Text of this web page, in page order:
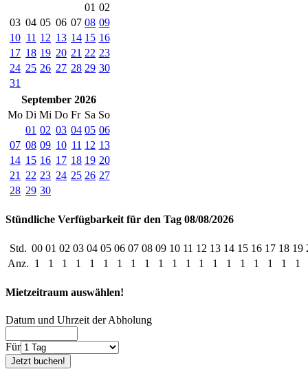
01 02
03 04 05 06 07 08 09
10 11 12 13 14 15 16
17 18 19 20 21 22 23
24 25 26 27 28 29 30
31
September 2026
Mo Di Mi Do Fr Sa So
01 02 03 04 05 06
07 08 09 10 11 12 13
14 15 16 17 18 19 20
21
22 23 24 25 26 27
28 29 30
Stündliche Verfügbarkeit für den Tag 08/08/2026
Std. 00 01 02 03 04 05 06 07 08 09 10 11 12 13 14 15 16 17 18 19
Anz. 1 1 1 1 1 1 1 1 1 1 1 1 1 1 1 1 1 1 1 1
Mietzeitraum auswählen!
Datum und Uhrzeit der Abholung
Für